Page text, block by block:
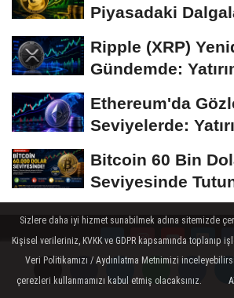
Piyasadaki
Ripple (XRP)
Gündemde:
Ethereum'da
Seviyelerde:
Bitcoin 60 Bin
Seviyesinde
Çalışıyor:
Künye İletişim Çerez Politikası
Sizlere daha iyi hizmet sunabilmek adına sitemizde
Kişisel verileriniz, KVKK ve GDPR kapsamında toplanıp
Veri Politikamızı / Aydınlatma Metnimizi
çerezleri kullanmamızı kabul etmiş olacaksınız.